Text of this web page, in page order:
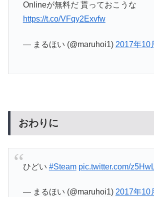
Onlineが無料だ 貰っておこうな
https://t.co/VFqy2Exvfw
— まるほい (@maruhoi1) 2017年10
おわりに
ひどい #Steam pic.twitter.com/
— まるほい (@maruhoi1) 2017年10